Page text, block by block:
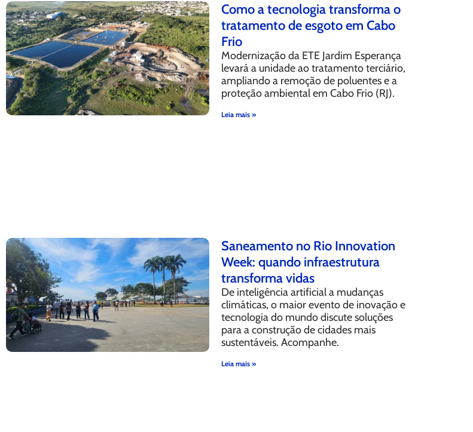
Como a tecnologia transforma o
tratamento de esgoto em Cabo
Frio
Modernização da ETE Jardim Esperança
levará a unidade ao tratamento terciário,
ampliando a remoção de poluentes e a
proteção ambiental em Cabo Frio (RJ).
Leia mais »
Saneamento no Rio Innovation
Week: quando infraestrutura
transforma vidas
De inteligência artificial a mudanças
climáticas, o maior evento de inovação e
tecnologia do mundo discute soluções
para a construção de cidades mais
sustentáveis. Acompanhe.
Leia mais »